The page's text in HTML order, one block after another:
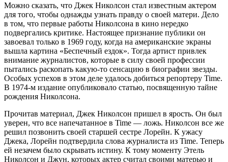
Можно сказать, что Джек Николсон стал известным актером
для того, чтобы однажды узнать правду о своей матери. Дело
в том, что первые работы Николсона в кино нередко
подвергались критике. Настоящее признание публики он
завоевал только в 1969 году, когда на американские экраны
вышла картина «Беспечный ездок». Тогда артист привлек
внимание журналистов, которые в силу своей профессии
пытались раскопать какую-то сенсацию в биографии звезды.
Особых успехов в этом деле удалось добиться репортеру Time.
В 1974-м издание опубликовало статью, посвященную тайне
рождения Николсона.
Прочитав материал, Джек Николсон пришел в ярость. Он был
уверен, что все напечатанное в Time — ложь. Николсон все же
решил позвонить своей старшей сестре Лорейн. К ужасу
Джека, Лорейн подтвердила слова журналиста из Time. Теперь
ей незачем было скрывать истину. К тому моменту Этель
Николсон и Джун, которых актер считал своими матерью и